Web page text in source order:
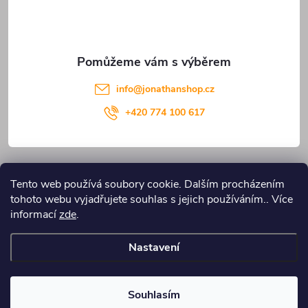
Tento web používá soubory cookie. Dalším procházením
tohoto webu vyjadřujete souhlas s jejich používáním.. Více
informacízde.
Nastavení
Souhlasím
info@jonathanshop.cz
+420 774 100 617
Blog JONATHANshop.cz
Copyright 2026
nastavení cookies